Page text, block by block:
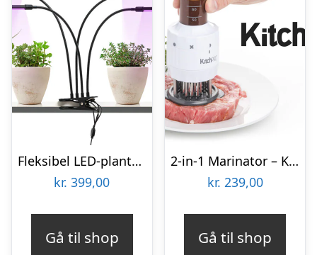
Fleksibel LED-plantelampe – KitchPro
kr. 399,00
Gå til shop
2-in-1 Marinator – KitchPro
kr. 239,00
Gå til shop